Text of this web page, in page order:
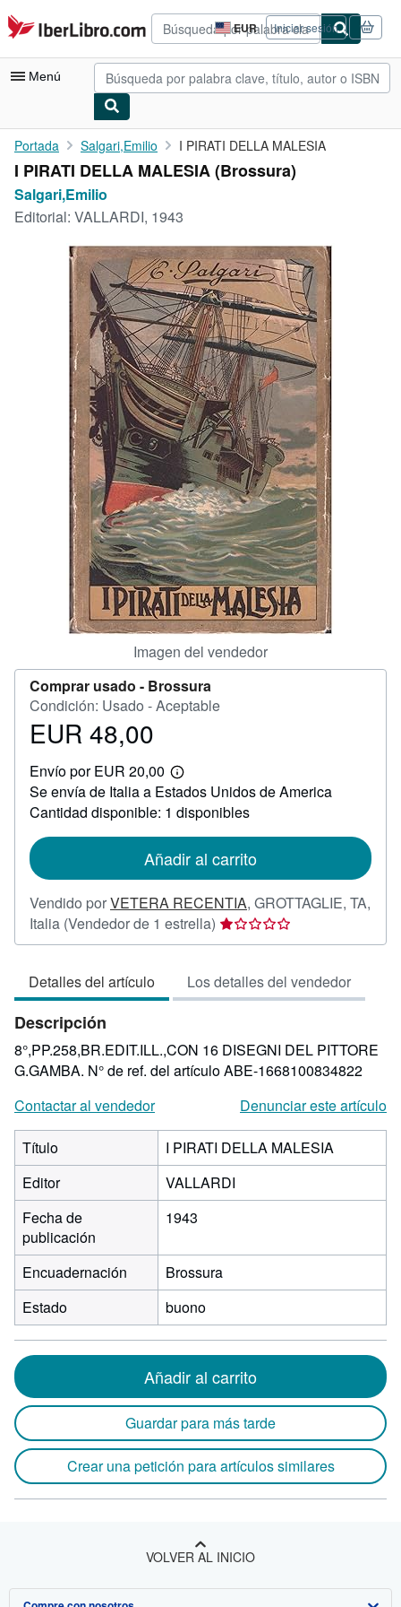
Pasar al contenido principal
IberLibro.com EUR
Preferencias
de
compra
del
Iniciar sesión
Menú
Mi cuenta
Consultar mis pedidos
Búsqueda avanzada
Libros antiguos
Arte y coleccionismo
Vendedores
Comenzar a vender
CERRAR
Portada Salgari,Emilio I PIRATI DELLA MALESIA
I PIRATI DELLA MALESIA (Brossura)
Salgari,Emilio
Editorial: VALLARDI, 1943
Imagen del vendedor
Comprar usado - Brossura
Condición: Usado - Aceptable
Precio
48,00
EUR 48,00
Envío por EUR 20,00
Más
información
sobre
las
envío
Se envía de Italia a Estados Unidos de America
Cantidad disponible: 1 disponibles
Añadir al carrito
Vendido porVETERA RECENTIA, GROTTAGLIE, TA,
Italia (Vendedor de 1 estrella) Calificación
del
1
de
estrellas
Detalles del artículo Los detalles del vendedor
Descripción
8°,PP.258,BR.EDIT.ILL.,CON 16 DISEGNI DEL PITTORE
G.GAMBA. N° de ref. del artículo ABE-1668100834822
Contactar al vendedor
Denunciar este artículo
Título
I PIRATI DELLA MALESIA
Editor
VALLARDI
Fecha de
publicación
1943
Encuadernación
Brossura
Estado
buono
Añadir al carrito
Guardar para más tarde
Crear una petición para artículos similares
VOLVER AL INICIO